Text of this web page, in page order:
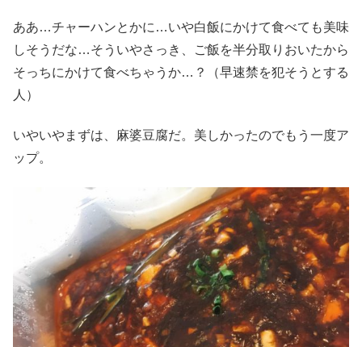
ああ…チャーハンとかに…いや白飯にかけて食べても美味
しそうだな…そういやさっき、ご飯を半分取りおいたから
そっちにかけて食べちゃうか…？（早速禁を犯そうとする
人）
いやいやまずは、麻婆豆腐だ。美しかったのでもう一度ア
ップ。